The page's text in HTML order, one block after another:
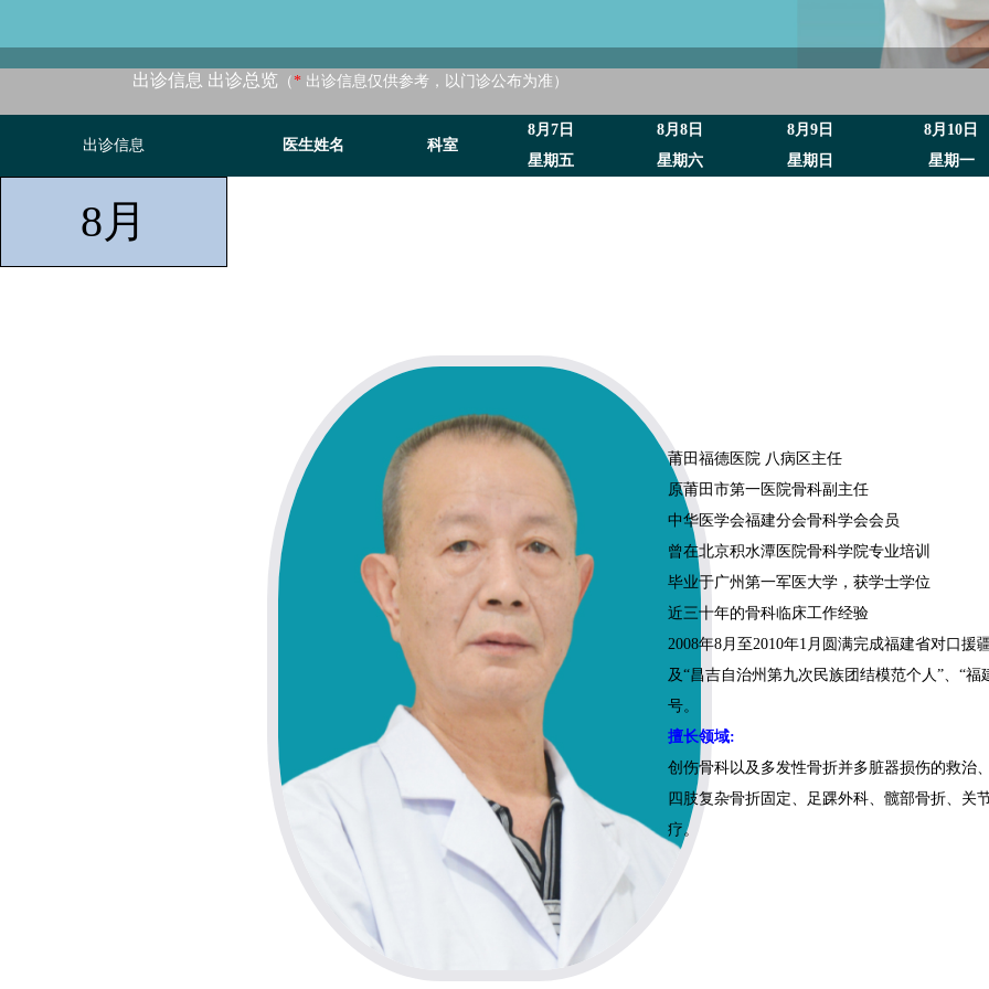
出诊信息 出诊总览 （ * 出诊信息仅供参考，以门诊公布为准）
出诊信息 医生姓名 科室
8月7日
星期五
8月8日
星期六
8月9日
星期日
8月10日
星期一
8月
莆田福德医院 八病区主任
原莆田市第一医院骨科副主任
中华医学会福建分会骨科学会会员
曾在北京积水潭医院骨科学院专业培训
毕业于广州第一军医大学，获学士学位
近三十年的骨科临床工作经验
2008年8月至2010年1月圆满完成福建省对口
及“昌吉自治州第九次民族团结模范个人”、“
号。
擅长领域:
创伤骨科以及多发性骨折并多脏器损伤的救治
四肢复杂骨折固定、足踝外科、髋部骨折、关
疗。